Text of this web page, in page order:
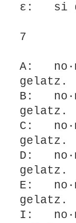
ε: si
7
A:
gelatz.
B:
gelatz.
C:
D:
gelatz.
E:
gelatz.
I: